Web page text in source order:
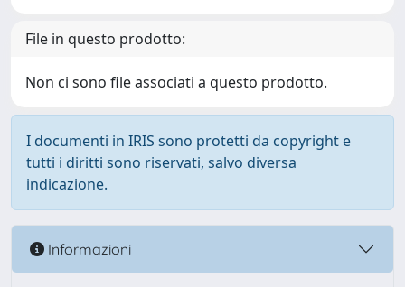
File in questo prodotto:
Non ci sono file associati a questo prodotto.
I documenti in IRIS sono protetti da copyright e
tutti i diritti sono riservati, salvo diversa
indicazione.
Informazioni